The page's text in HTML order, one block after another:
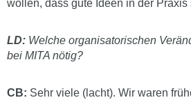
wollen, dass gute Ideen in der Praxis
LD: Welche organisatorischen
bei MITA nötig?
CB: Sehr viele (lacht). Wir waren